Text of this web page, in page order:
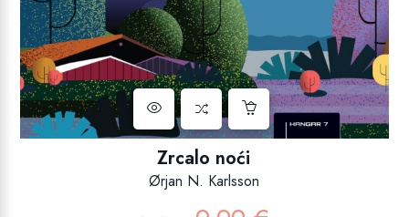
Zrcalo noći
Ørjan N. Karlsson